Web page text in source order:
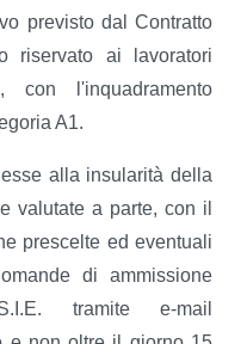
previsto dal Contratto
riservato ai lavoratori
con l'inquadramento
A1.
alla insularità della
valutate a parte, con il
prescelte ed eventuali
di ammissione
tramite e-mail